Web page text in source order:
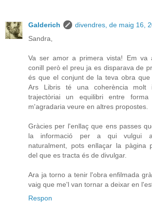
Galderich
divendres, de maig 16,
Sandra,
Va ser amor a primera vista! Em va
conill però el preu ja es disparava de
és que el conjunt de la teva obra
Ars Libris té una coherència molt
trajectòriai un equilibri entre
m'agradaria veure en altres propostes.
Gràcies per l'enllaç que ens passes
la informació per a qui vulgui
naturalment, pots enllaçar la pàgina
del que es tracta és de divulgar.
Ara ja torno a tenir l'obra enfilmada
vaig que me'l van tornar a deixar en
Respon